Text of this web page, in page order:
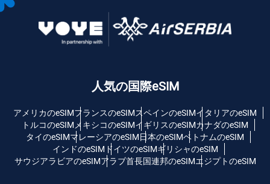
人気の国際eSIM
アメリカのeSIMフランスのeSIMスペインのeSIMイタリアのeSIM
トルコのeSIM メキシコのeSIMイギリスのeSIMカナダのeSIM
タイのeSIMマレーシアのeSIM日本のeSIMベトナムのeSIM
インドのeSIM ドイツのeSIMギリシャのeSIM
サウジアラビアのeSIMアラブ首長国連邦のeSIMエジプトのeSIM